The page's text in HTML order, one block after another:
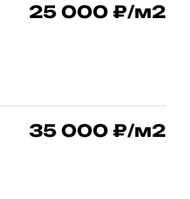
25 000 ₽/м2
35 000 ₽/м2